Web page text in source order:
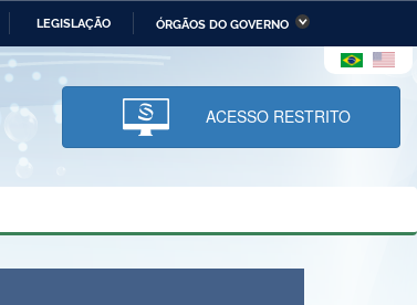
LEGISLAÇÃO ÓRGÃOS DO GOVERNO
Ministério da Infraestrutura
Ministério da Ciência,
Tecnologia, Inovações e
Comunicações
ACESSO RESTRITO